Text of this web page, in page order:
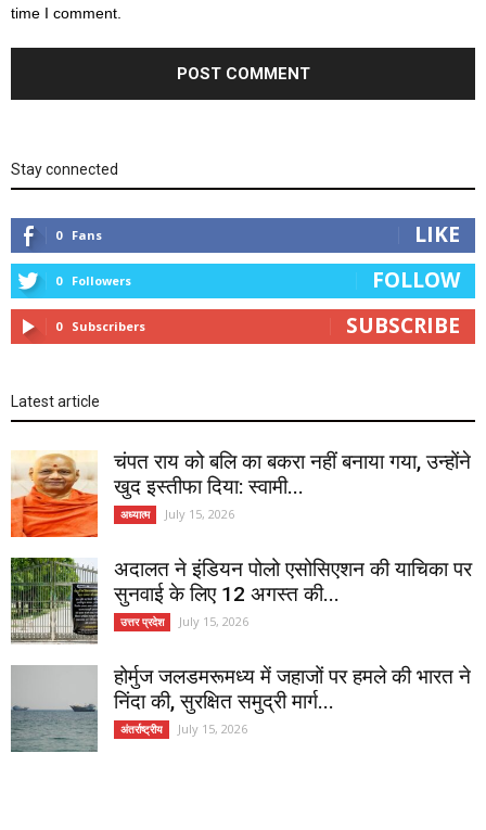
time I comment.
Stay connected
0 Fans LIKE
0 Followers FOLLOW
0 Subscribers SUBSCRIBE
Latest article
चंपत राय को बलि का बकरा नहीं बनाया गया, उन्होंने
खुद इस्तीफा दिया: स्वामी...
अध्यात्म July 15, 2026
अदालत ने इंडियन पोलो एसोसिएशन की याचिका पर
सुनवाई के लिए 12 अगस्त की...
उत्तर प्रदेश July 15, 2026
होर्मुज जलडमरूमध्य में जहाजों पर हमले की भारत ने
निंदा की, सुरक्षित समुद्री मार्ग...
अंतर्राष्ट्रीय July 15, 2026